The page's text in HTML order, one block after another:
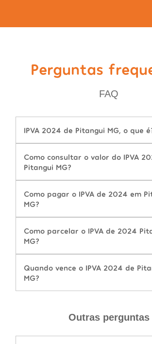
Perguntas
FAQ
IPVA 2024 de Pitangui MG, o que
Como consultar o valor do IPVA
Pitangui MG?
Como pagar o IPVA de 2024 em
MG?
Como parcelar o IPVA de 2024
MG?
Quando vence o IPVA 2024 de
MG?
Outras perguntas